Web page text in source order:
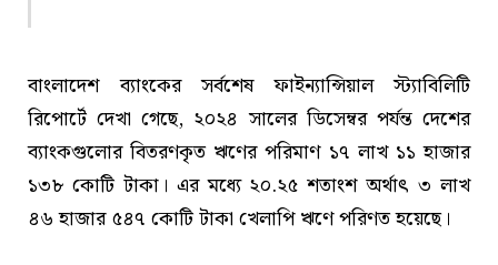
বাংলাদেশ ব্যাংকের সর্বশেষ ফাইন্যান্সিয়াল স্ট্যাবিলিটি
রিপোর্টে দেখা গেছে, ২০২৪ সালের ডিসেম্বর পর্যন্ত দেশের
ব্যাংকগুলোর বিতরণকৃত ঋণের পরিমাণ ১৭ লাখ ১১ হাজার
১৩৮ কোটি টাকা। এর মধ্যে ২০.২৫ শতাংশ অর্থাৎ ৩ লাখ
৪৬ হাজার ৫৪৭ কোটি টাকা খেলাপি ঋণে পরিণত হয়েছে।